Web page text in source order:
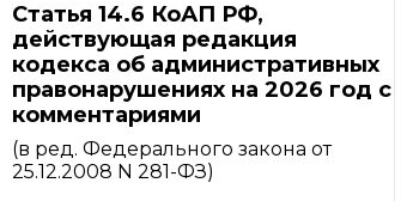
Статья 14.6 КоАП РФ,
действующая редакция
кодекса об административных
правонарушениях на 2026 год с
комментариями
(в ред. Федерального закона от
25.12.2008 N 281-ФЗ)